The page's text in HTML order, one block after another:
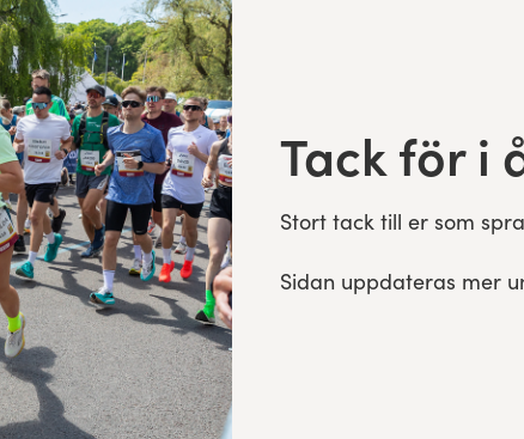
Tack för i
Stort tack till er som
Sidan uppdateras mer